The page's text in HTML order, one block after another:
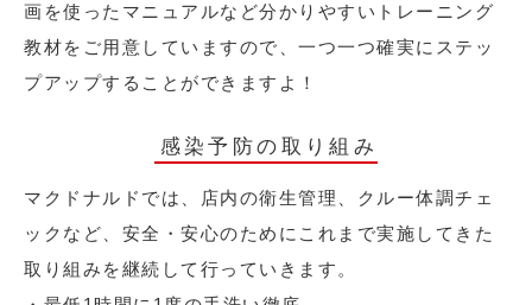
画を使ったマニュアルなど分かりやすいトレーニング
教材をご用意していますので、一つ一つ確実にステッ
プアップすることができますよ！
感染予防の取り組み
マクドナルドでは、店内の衛生管理、クルー体調チェ
ックなど、安全・安心のためにこれまで実施してきた
取り組みを継続して行っていきます。